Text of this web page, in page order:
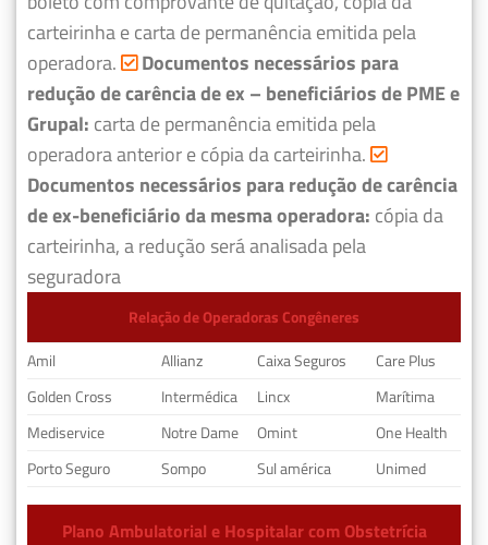
carteirinha e carta de permanência emitida pela
operadora.
Documentos necessários para
redução de carência de ex – beneficiários de PME e
Grupal: carta de permanência emitida pela
operadora anterior e cópia da carteirinha.
Documentos necessários para redução de carência
de ex-beneficiário da mesma operadora: cópia da
carteirinha, a redução será analisada pela
seguradora
Relação de Operadoras Congêneres
Amil
Allianz Caixa Seguros
Care Plus
Golden Cross
Intermédica Lincx
Marítima
Mediservice
Notre Dame Omint
One Health
Porto Seguro
Sompo Sul américa Unimed
Plano Ambulatorial e Hospitalar com Obstetrícia